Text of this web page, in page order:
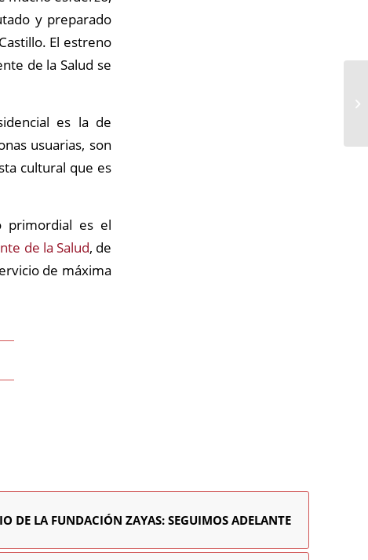
y preparado
El estreno
de la Salud se
es la de
usuarias, son
cultural que es
primordial es el
de la Salud, de
de máxima
DE LA FUNDACIÓN ZAYAS: SEGUIMOS ADELANTE